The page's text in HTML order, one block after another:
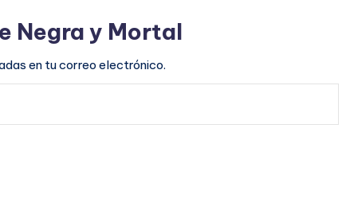
Negra y Mortal
en tu correo electrónico.